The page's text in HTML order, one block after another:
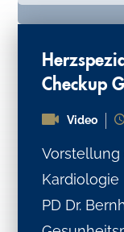
Checkup
Video
Vorstellung
Kardiologie
PD Dr.